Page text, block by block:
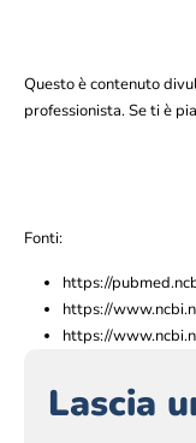
Questo è contenuto
professionista. Se ti è
Fonti:
https://
https://
https://
Lascia